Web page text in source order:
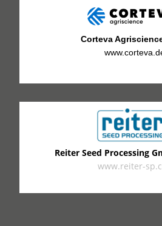
Corteva
Reiter Seed Processing
www.reiter-